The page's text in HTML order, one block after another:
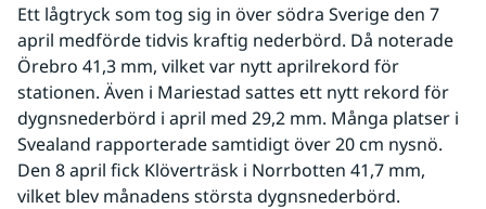
Ett lågtryck som tog sig in över södra Sverige den 7
april medförde tidvis kraftig nederbörd. Då noterade
Örebro 41,3 mm, vilket var nytt aprilrekord för
stationen. Även i Mariestad sattes ett nytt rekord för
dygnsnederbörd i april med 29,2 mm. Många platser i
Svealand rapporterade samtidigt över 20 cm nysnö.
Den 8 april fick Klöverträsk i Norrbotten 41,7 mm,
vilket blev månadens största dygnsnederbörd.